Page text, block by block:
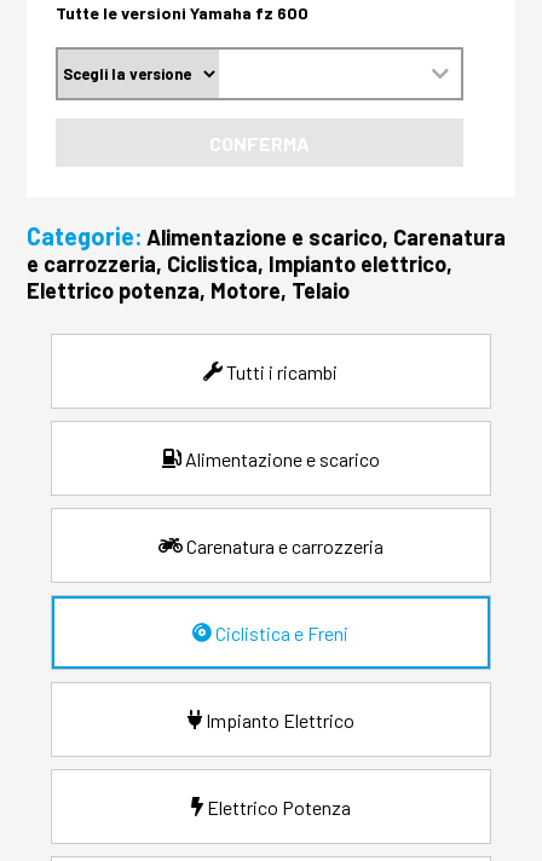
Tutte le versioni Yamaha fz 600
CONFERMA
Categorie: Alimentazione e scarico, Carenatura
e carrozzeria, Ciclistica, Impianto elettrico,
Elettrico potenza, Motore, Telaio
Tutti i ricambi
Alimentazione e scarico
Carenatura e carrozzeria
Ciclistica e Freni
Impianto Elettrico
Elettrico Potenza